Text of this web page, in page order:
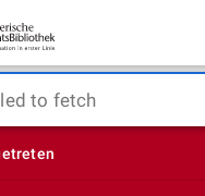
to fetch